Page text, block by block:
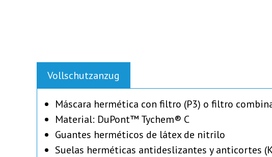
Vollschutzanzug
Máscara hermética con filtro (P3) o filtro
Material: DuPont™ Tychem® C
Guantes herméticos de látex de nitrilo
Suelas herméticas antideslizantes y anticortes